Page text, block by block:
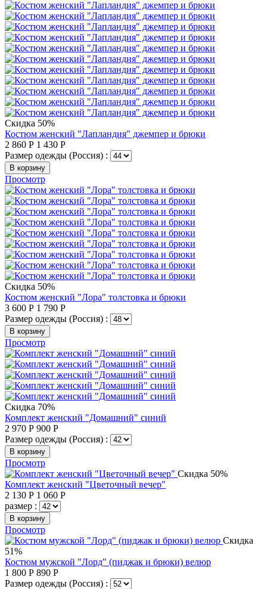
Скидка 50%
Костюм женский "Лапландия" джемпер и брюки
2 860 Р 1 430 Р
Размер одежды (Россия) :
В корзину
Просмотр
Скидка 50%
Костюм женский "Лора" толстовка и брюки
3 600 Р 1 790 Р
Размер одежды (Россия) :
В корзину
Просмотр
Скидка 70%
Комплект женский "Домашний" синий
2 970 Р 900 Р
Размер одежды (Россия) :
В корзину
Просмотр
Скидка 50%
Комплект женский "Цветочный вечер"
2 130 Р 1 060 Р
размер :
В корзину
Просмотр
Скидка
51%
Костюм мужской "Лорд" (пиджак и брюки) велюр
1 800 Р 890 Р
Размер одежды (Россия) :